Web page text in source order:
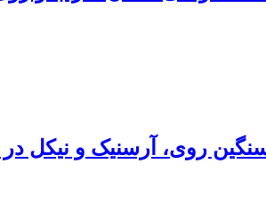
روی، آرسنیک و نیکل